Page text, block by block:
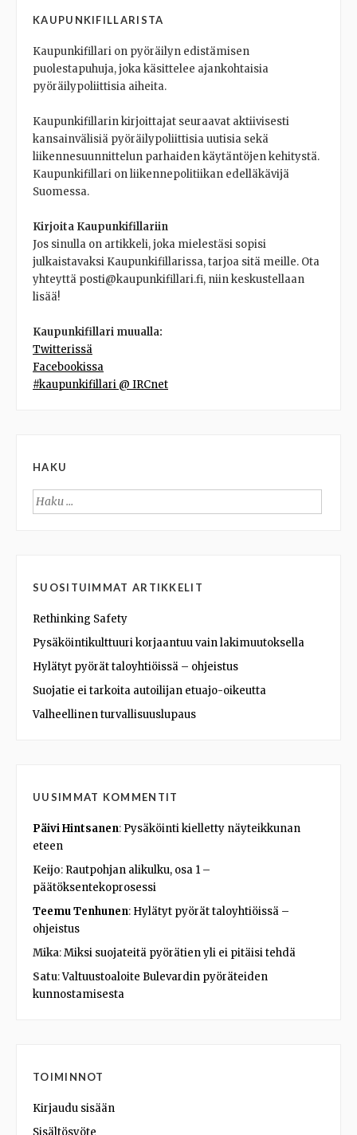
KAUPUNKIFILLARISTA
Kaupunkifillari on pyöräilyn edistämisen
puolestapuhuja, joka käsittelee ajankohtaisia
pyöräilypoliittisia aiheita.
Kaupunkifillarin kirjoittajat seuraavat aktiivisesti
kansainvälisiä pyöräilypoliittisia uutisia sekä
liikennesuunnittelun parhaiden käytäntöjen kehitystä.
Kaupunkifillari on liikennepolitiikan edelläkävijä
Suomessa.
Kirjoita Kaupunkifillariin
Jos sinulla on artikkeli, joka mielestäsi sopisi
julkaistavaksi Kaupunkifillarissa, tarjoa sitä meille. Ota
yhteyttä posti@kaupunkifillari.fi, niin keskustellaan
lisää!
Kaupunkifillari muualla:
Twitterissä
Facebookissa
#kaupunkifillari @ IRCnet
HAKU
Haku:
SUOSITUIMMAT ARTIKKELIT
Rethinking Safety
Pysäköintikulttuuri korjaantuu vain lakimuutoksella
Hylätyt pyörät taloyhtiöissä – ohjeistus
Suojatie ei tarkoita autoilijan etuajo-oikeutta
Valheellinen turvallisuuslupaus
UUSIMMAT KOMMENTIT
Päivi Hintsanen: Pysäköinti kielletty näyteikkunan
eteen
Keijo: Rautpohjan alikulku, osa 1 –
päätöksentekoprosessi
Teemu Tenhunen: Hylätyt pyörät taloyhtiöissä –
ohjeistus
Mika:Miksi suojateitä pyörätien yli ei pitäisi tehdä
Satu:Valtuustoaloite Bulevardin pyöräteiden
kunnostamisesta
TOIMINNOT
Kirjaudu sisään
Sisältösyöte